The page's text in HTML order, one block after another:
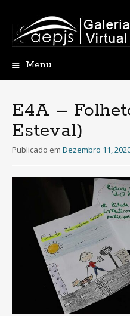
Menu
conteúdo
E4A –
Esteval)
Publicado em Dezembro 11,